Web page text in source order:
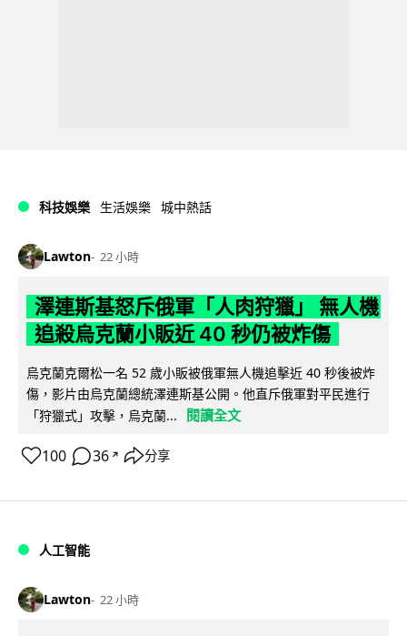
科技娛樂 生活娛樂 城中熱話
Lawton 22 小時
澤連斯基怒斥俄軍「人肉狩獵」 無人機
追殺烏克蘭小販近 40 秒仍被炸傷
烏克蘭克爾松一名 52 歲小販被俄軍無人機追擊近 40 秒後被炸
傷，影片由烏克蘭總統澤連斯基公開。他直斥俄軍對平民進行
「狩獵式」攻擊，烏克蘭...
閱讀全文
100 36 ↗ 分享
人工智能
Lawton 22 小時